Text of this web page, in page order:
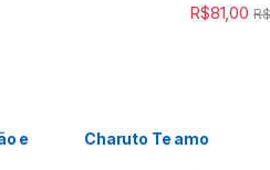
e
R$81,00 R$
Charuto Te amo